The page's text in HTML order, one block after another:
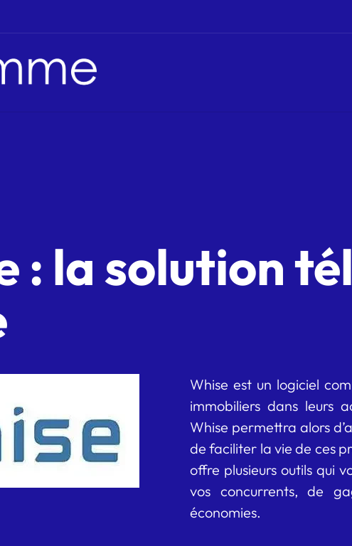
: la solution
Whise est un logiciel
immobiliers dans leurs
Whise permettra alors
de faciliter la vie de ces
offre plusieurs outils qui
vos concurrents, de
économies.